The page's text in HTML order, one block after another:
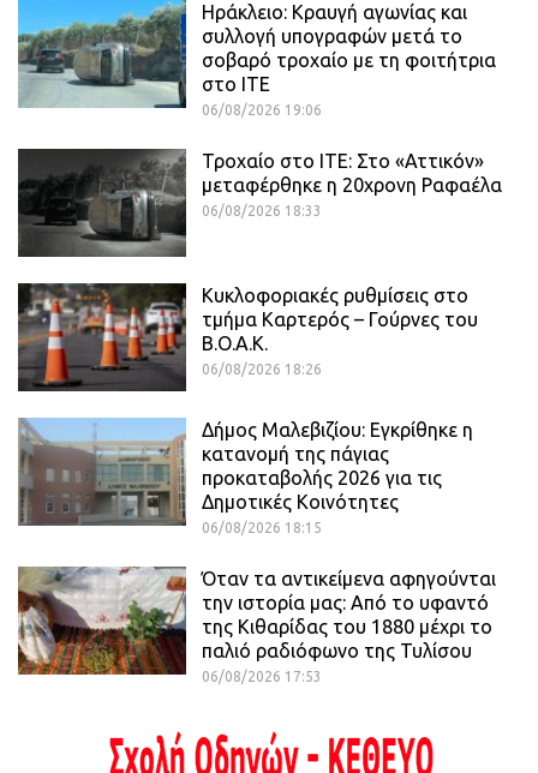
Ηράκλειο: Κραυγή αγωνίας και
συλλογή υπογραφών μετά το
σοβαρό τροχαίο με τη φοιτήτρια
στο ΙΤΕ
06/08/2026 19:06
Τροχαίο στο ΙΤΕ: Στο «Αττικόν»
μεταφέρθηκε η 20χρονη Ραφαέλα
06/08/2026 18:33
Κυκλοφοριακές ρυθμίσεις στο
τμήμα Καρτερός – Γούρνες του
Β.Ο.Α.Κ.
06/08/2026 18:26
Δήμος Μαλεβιζίου: Εγκρίθηκε η
κατανομή της πάγιας
προκαταβολής 2026 για τις
Δημοτικές Κοινότητες
06/08/2026 18:15
Όταν τα αντικείμενα αφηγούνται
την ιστορία μας: Από το υφαντό
της Κιθαρίδας του 1880 μέχρι το
παλιό ραδιόφωνο της Τυλίσου
06/08/2026 17:53